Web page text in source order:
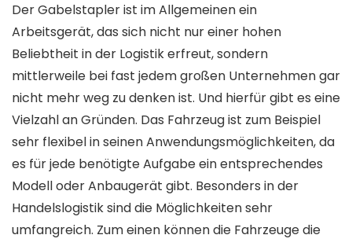
Der Gabelstapler ist im Allgemeinen ein
Arbeitsgerät, das sich nicht nur einer hohen
Beliebtheit in der Logistik erfreut, sondern
mittlerweile bei fast jedem großen Unternehmen gar
nicht mehr weg zu denken ist. Und hierfür gibt es eine
Vielzahl an Gründen. Das Fahrzeug ist zum Beispiel
sehr flexibel in seinen Anwendungsmöglichkeiten, da
es für jede benötigte Aufgabe ein entsprechendes
Modell oder Anbaugerät gibt. Besonders in der
Handelslogistik sind die Möglichkeiten sehr
umfangreich. Zum einen können die Fahrzeuge die